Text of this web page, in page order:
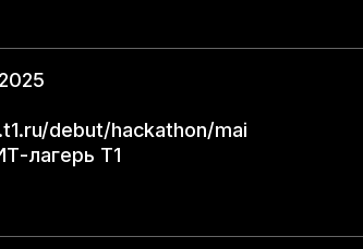
​​​​​​​​​​​​​​​​​​​​​​​​​​​​​​​debut/​​​​​​​​​​​​​​​​​​​​​​​​​​​​​​​hackathon/​​​​​​​​​​​​​​​​​​​​​​​​​​​​​​​mai
лагерь Т1